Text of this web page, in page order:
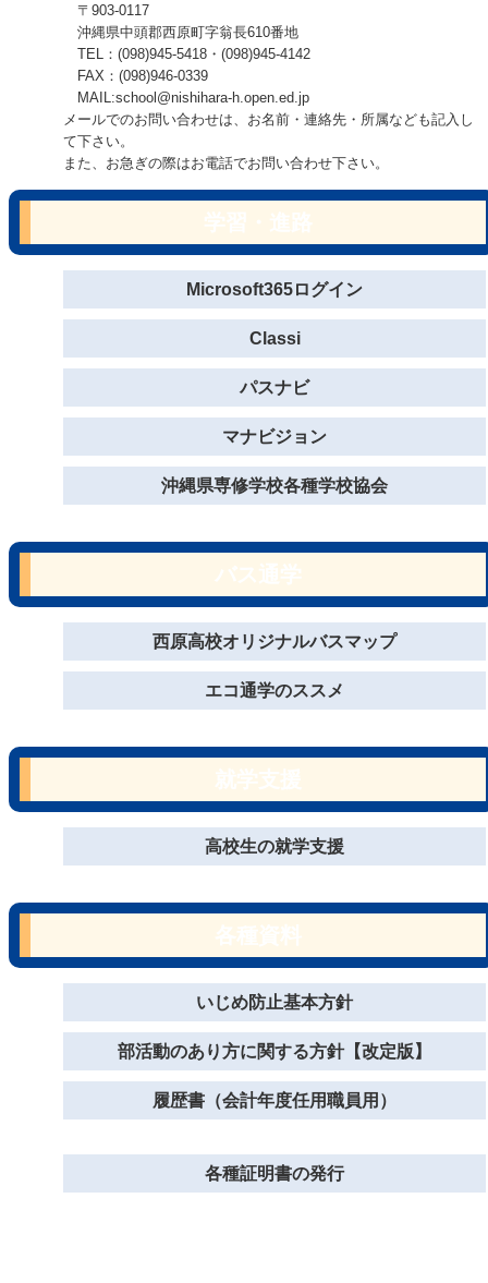
〒903-0117
沖縄県中頭郡西原町字翁長610番地
TEL：(098)945-5418・(098)945-4142
FAX：(098)946-0339
MAIL:school@nishihara-h.open.ed.jp
メールでのお問い合わせは、お名前・連絡先・所属なども記入し
て下さい。
また、お急ぎの際はお電話でお問い合わせ下さい。
Microsoft365ログイン
Classi
パスナビ
マナビジョン
沖縄県専修学校各種学校協会
西原高校オリジナルバスマップ
エコ通学のススメ
高校生の就学支援
いじめ防止基本方針
部活動のあり方に関する方針【改定版】
履歴書（会計年度任用職員用）
各種証明書の発行